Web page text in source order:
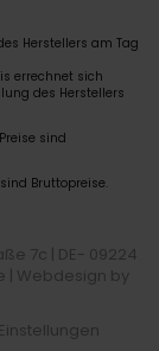
Herstellers am Tag
errechnet sich
des Herstellers
sind
Bruttopreise.
7c | DE- 09224
Webdesign by